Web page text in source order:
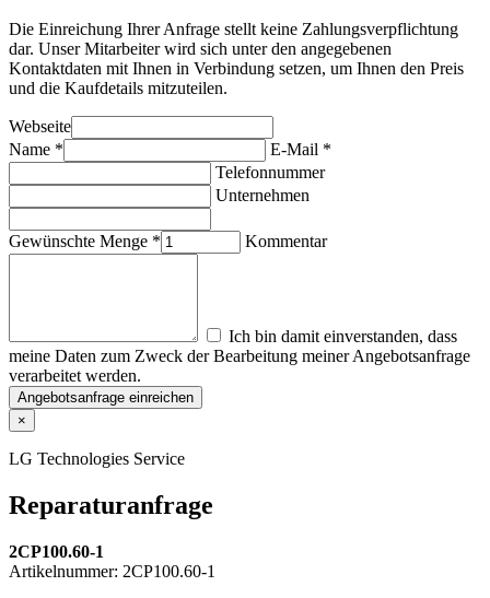
Die Einreichung Ihrer Anfrage stellt keine Zahlungsverpflichtung
dar. Unser Mitarbeiter wird sich unter den angegebenen
Kontaktdaten mit Ihnen in Verbindung setzen, um Ihnen den Preis
und die Kaufdetails mitzuteilen.
Webseite
Name *
E-Mail *
Telefonnummer
Unternehmen
Gewünschte Menge * Kommentar
Ich bin damit einverstanden, dass
meine Daten zum Zweck der Bearbeitung meiner Angebotsanfrage
verarbeitet werden.
Angebotsanfrage einreichen
×
LG Technologies Service
Reparaturanfrage
2CP100.60-1
Artikelnummer: 2CP100.60-1